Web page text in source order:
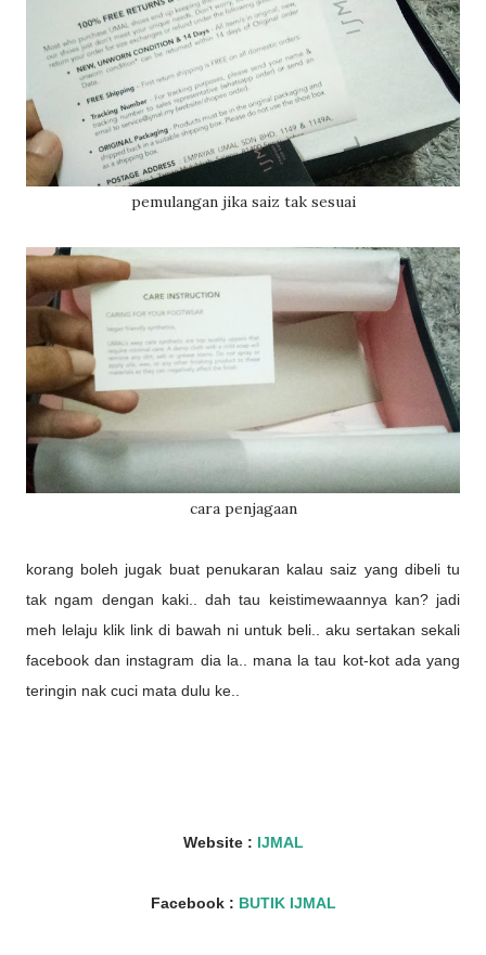
pemulangan jika saiz tak sesuai
cara penjagaan
korang boleh jugak buat penukaran kalau saiz yang dibeli tu
tak ngam dengan kaki.. dah tau keistimewaannya kan? jadi
meh lelaju klik link di bawah ni untuk beli.. aku sertakan sekali
facebook dan instagram dia la.. mana la tau kot-kot ada yang
teringin nak cuci mata dulu ke..
Website : IJMAL
Facebook : BUTIK IJMAL